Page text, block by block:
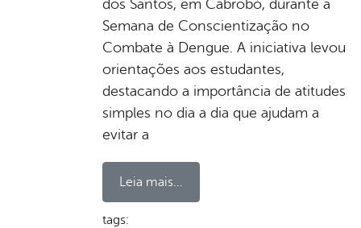
dos Santos, em Cabrobó, durante a
Semana de Conscientização no
Combate à Dengue. A iniciativa levou
orientações aos estudantes,
destacando a importância de atitudes
simples no dia a dia que ajudam a
evitar a
Leia mais...
tags: